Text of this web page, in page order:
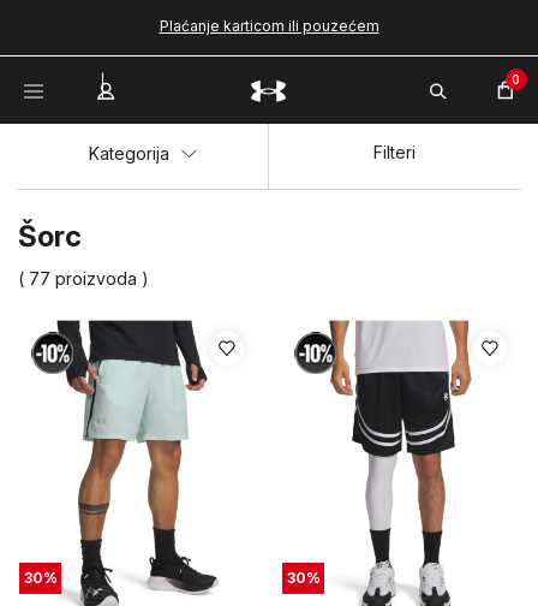
Plaćanje karticom ili pouzećem
0
Šorc
( 77 proizvoda )
Kategorija Filteri
30% 30%